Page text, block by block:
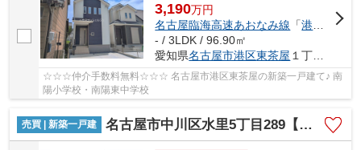
3,190万円
名古屋臨海高速あおなみ線 「港北
」駅
- / 3LDK / 96.90㎡
愛知県名古屋市港区東茶屋 １丁目380
☆☆☆仲介手数料無料☆☆☆ 名古屋市港区東茶屋の新築一戸建て♪ 南
陽小学校・南陽東中学校
売買 | 新築一戸建 名古屋市中川区水里5丁目289【仲介手数料無料】新築一戸建て 1号棟